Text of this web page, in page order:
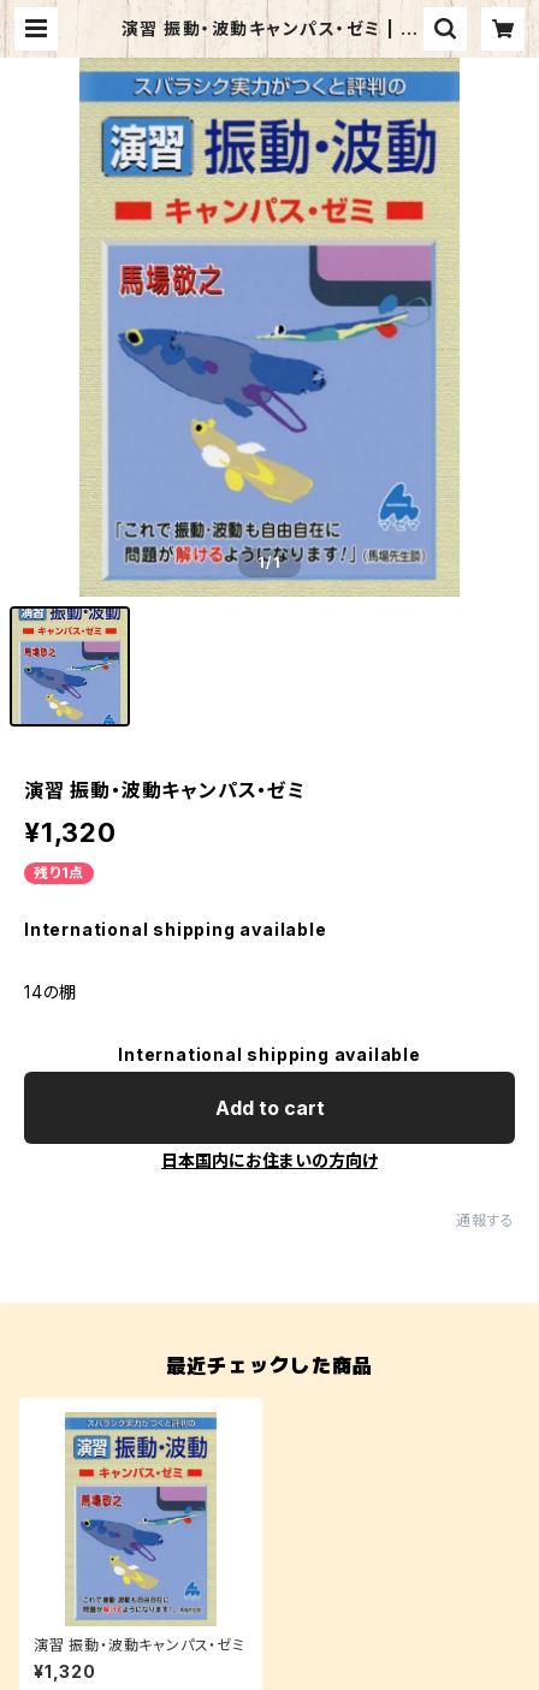
演習 振動・波動キャンパス・ゼミ | マ
イブックス関大前店(店頭受取オーダ
ー用)
1/1
演習 振動・波動キャンパス・ゼミ
¥1,320
残り1点
International shipping available
14の棚
International shipping available
Add to cart
日本国内にお住まいの方向け
通報する
最近チェックした商品
演習 振動・波動キャンパス・ゼミ
¥1,320